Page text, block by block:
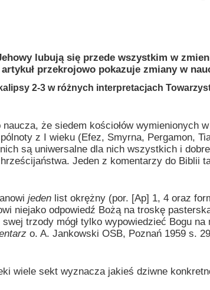
lubują się przede wszystkim w
przekrojowo pokazuje zmiany w
2-3 w różnych interpretacjach
naucza, że siedem kościołów wymienionych
z I wieku (Efez, Smyrna, Pergamon,
są uniwersalne dla nich wszystkich i
Jeden z komentarzy do Biblii
jedenlist okrężny (por. [Ap] 1, 4 oraz
niejako odpowiedź Bożą na troskę
trzody mógł tylko wypowiedzieć Bogu na
o. A. Jankowski OSB, Poznań 1959 s.
wiele sekt wyznacza jakieś dziwne